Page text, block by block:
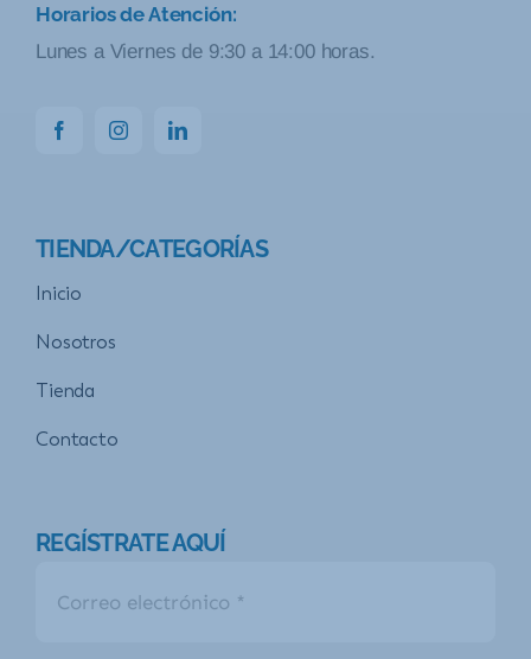
Horarios de Atención:
Lunes a Viernes de 9:30 a 14:00 horas.
TIENDA/CATEGORÍAS
Inicio
Nosotros
Tienda
Contacto
REGÍSTRATE AQUÍ